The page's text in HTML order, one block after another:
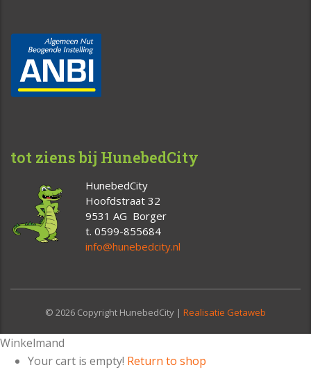
tot ziens bij HunebedCity
HunebedCity
Hoofdstraat 32
9531 AG Borger
t. 0599-855684
info@hunebedcity.nl
© 2026 Copyright HunebedCity | Realisatie Getaweb
Winkelmand
Your cart is empty! Return to shop